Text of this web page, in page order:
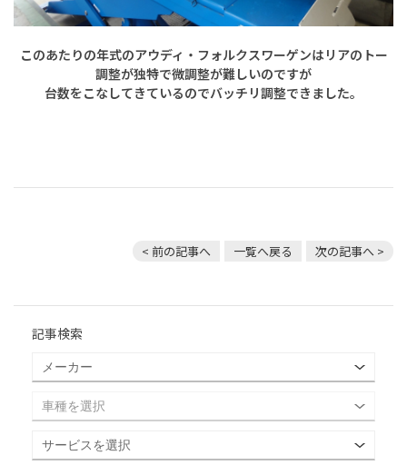
このあたりの年式のアウディ・フォルクスワーゲンはリアのトー
調整が独特で微調整が難しいのですが
台数をこなしてきているのでバッチリ調整できました。
< 前の記事へ 一覧へ戻る 次の記事へ >
記事検索